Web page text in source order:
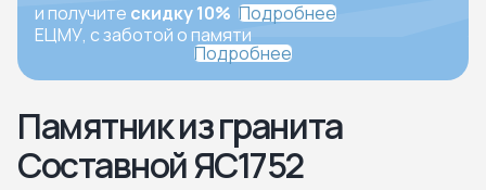
и получите скидку 10% Подробнее
ЕЦМУ, с заботой о памяти
Подробнее
Памятник из гранита
Составной ЯС1752